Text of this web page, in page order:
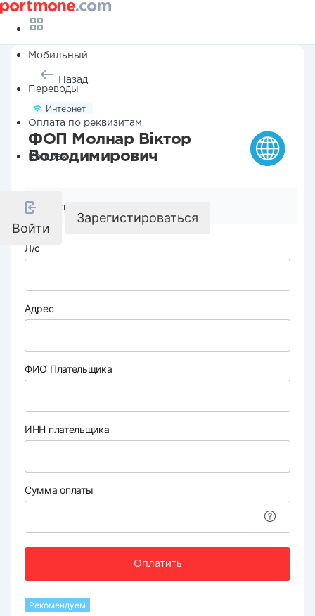
Мобильный
Переводы
Оплата по реквизитам
Кешбэк
Войти
Зарегистироваться
Назад
Интернет
ФОП Молнар Віктор
Володимирович
Реквизиты компании
Л/с
Адрес
ФИО Плательщика
ИНН плательщика
Сумма оплаты
Оплатить
Рекомендуем